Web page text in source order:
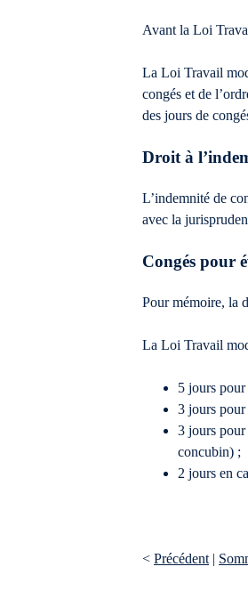
Avant la Loi
La Loi Travail
congés et de
des jours de
Droit à
L’indemnité de
avec la
Congés pour
Pour mémoire, la
La Loi Travail
5 jours pour
3 jours pour
3 jours
concubin) ;
2 jours en
< Précédent |